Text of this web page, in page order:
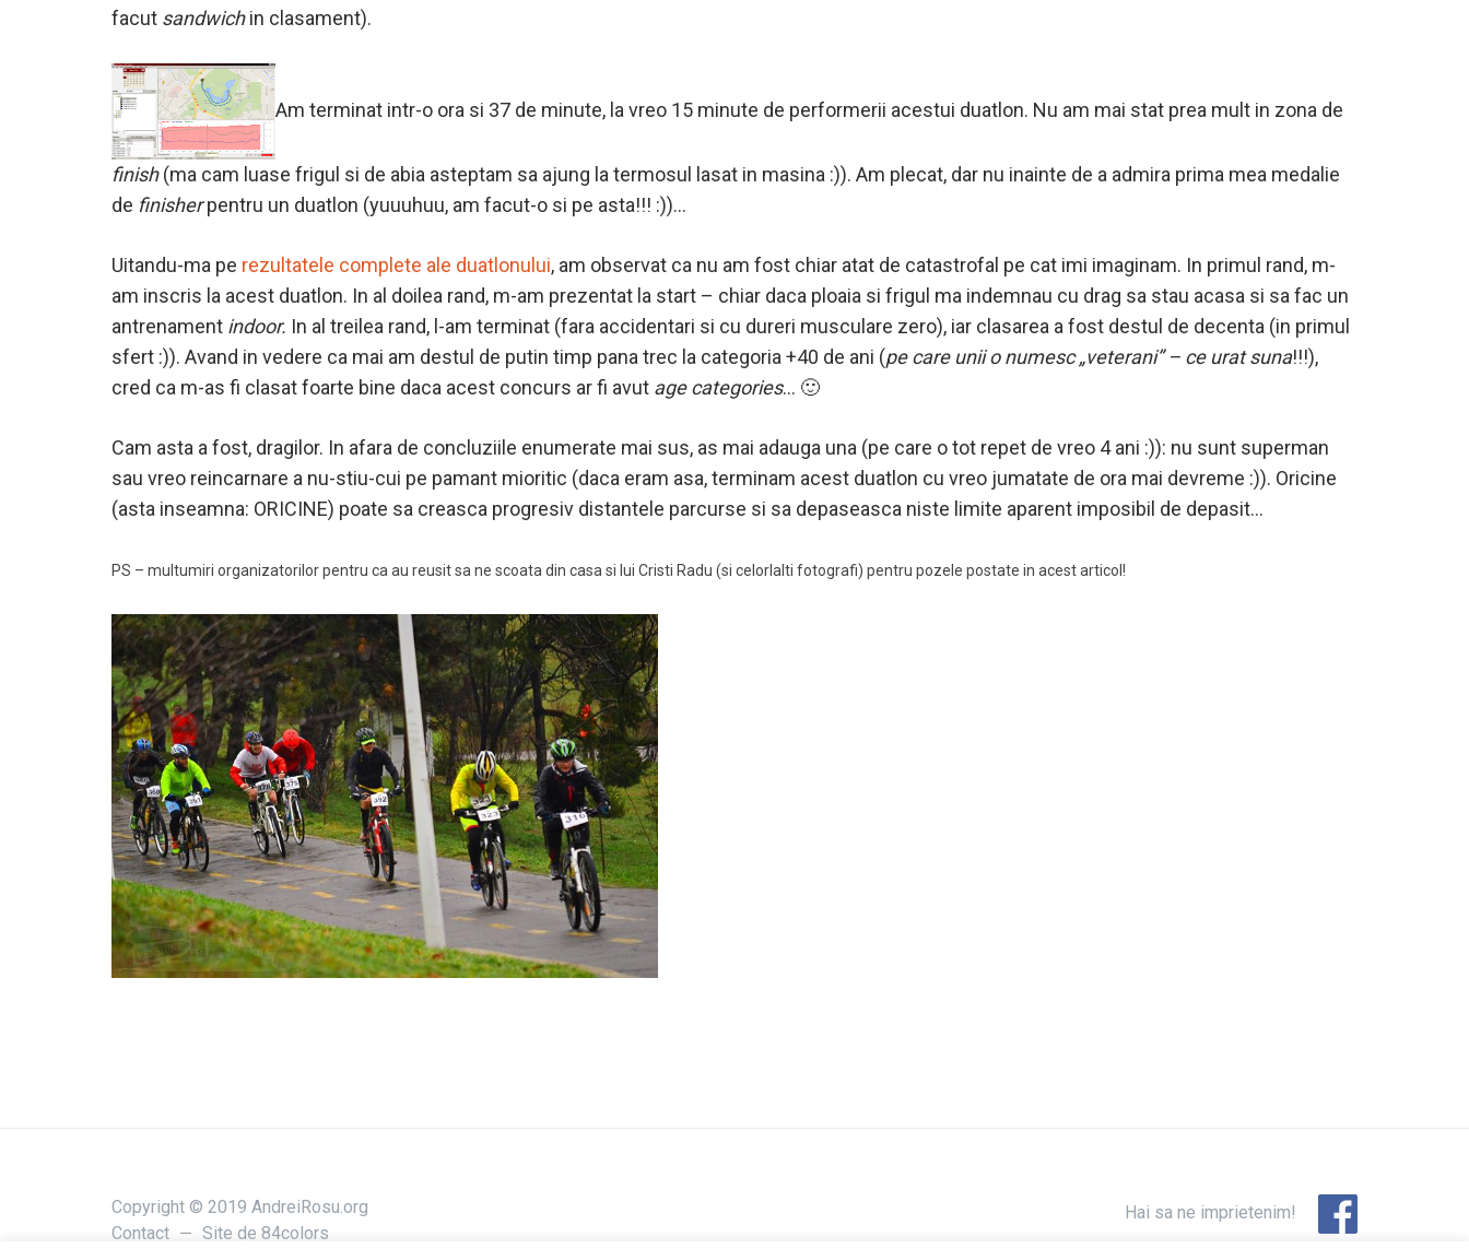
facut sandwichin clasament).
Am terminat intr-o ora si 37 de minute, la vreo 15 minute de performerii acestui duatlon. Nu am mai stat prea mult in zona de
finish(ma cam luase frigul si de abia asteptam sa ajung la termosul lasat in masina :)). Am plecat, dar nu inainte de a admira prima mea medalie
de finisherpentru un duatlon (yuuuhuu, am facut-o si pe asta!!! :))…
Uitandu-ma pe rezultatele complete ale duatlonului, am observat ca nu am fost chiar atat de catastrofal pe cat imi imaginam. In primul rand, m-
am inscris la acest duatlon. In al doilea rand, m-am prezentat la start – chiar daca ploaia si frigul ma indemnau cu drag sa stau acasa si sa fac un
antrenament indoor. In al treilea rand, l-am terminat (fara accidentari si cu dureri musculare zero), iar clasarea a fost destul de decenta (in primul
sfert :)). Avand in vedere ca mai am destul de putin timp pana trec la categoria +40 de ani (pe care unii o numesc „veterani” – ce urat suna!!!),
cred ca m-as fi clasat foarte bine daca acest concurs ar fi avut age categories… 🙂
Cam asta a fost, dragilor. In afara de concluziile enumerate mai sus, as mai adauga una (pe care o tot repet de vreo 4 ani :)): nu sunt superman
sau vreo reincarnare a nu-stiu-cui pe pamant mioritic (daca eram asa, terminam acest duatlon cu vreo jumatate de ora mai devreme :)). Oricine
(asta inseamna: ORICINE) poate sa creasca progresiv distantele parcurse si sa depaseasca niste limite aparent imposibil de depasit…
PS – multumiri organizatorilor pentru ca au reusit sa ne scoata din casa si lui Cristi Radu (si celorlalti fotografi) pentru pozele postate in acest articol!
Copyright © 2019 AndreiRosu.org
Contact
Site de 84colors
Hai sa ne imprietenim!